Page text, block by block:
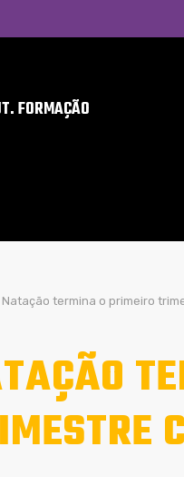
FORMAÇÃO
Natação termina o primeiro